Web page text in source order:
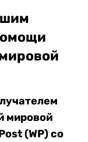
мировой
(WP) со